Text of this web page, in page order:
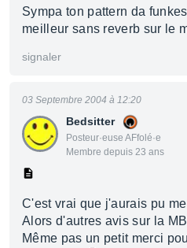
Sympa ton pattern da
meilleur sans reverb sur le
signaler
Bedsitter
Posteur·euse AFfolé·e
Membre depuis 23 ans
03 Septembre 2004 à 12:20
C'est vrai que j'aurais pu
Alors d'autres avis sur la
Même pas un petit merci